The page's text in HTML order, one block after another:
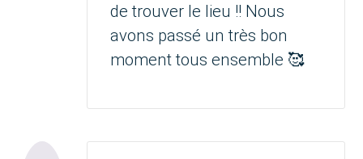
de trouver le lieu !! Nous
avons passé un très bon
moment tous ensemble 🥰